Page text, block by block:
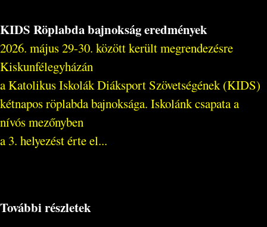
KIDS Röplabda bajnokság eredmények
2026. május 29-30. között került megrendezésre
Kiskunfélegyházán
a Katolikus Iskolák Diáksport Szövetségének (KIDS)
kétnapos röplabda bajnoksága. Iskolánk csapata a
nívós mezőnyben
a 3. helyezést érte el...
További részletek